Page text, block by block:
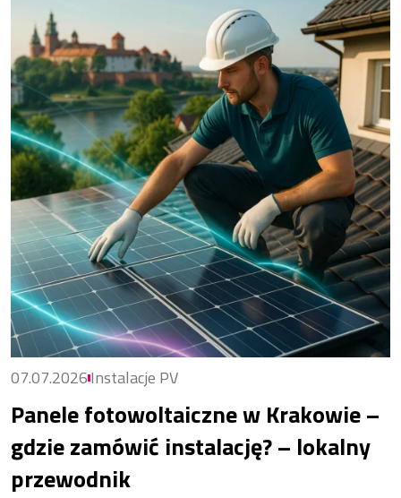
07.07.2026Instalacje PV
Panele fotowoltaiczne w Krakowie –
gdzie zamówić instalację? – lokalny
przewodnik